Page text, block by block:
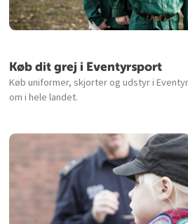
Køb dit grej i Eventyrsport
Køb uniformer, skjorter og udstyr i
om i hele landet.